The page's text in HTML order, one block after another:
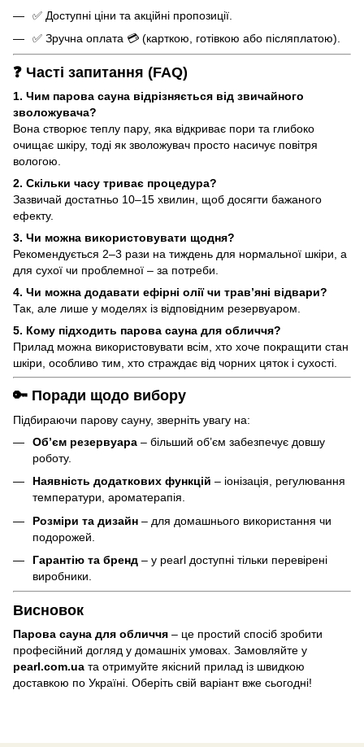
✅ Доступні ціни та акційні пропозиції.
✅ Зручна оплата 💳 (карткою, готівкою або післяплатою).
❓ Часті запитання (FAQ)
1. Чим парова сауна відрізняється від звичайного
зволожувача?
Вона створює теплу пару, яка відкриває пори та глибоко
очищає шкіру, тоді як зволожувач просто насичує повітря
вологою.
2. Скільки часу триває процедура?
Зазвичай достатньо 10–15 хвилин, щоб досягти бажаного
ефекту.
3. Чи можна використовувати щодня?
Рекомендується 2–3 рази на тиждень для нормальної шкіри, а
для сухої чи проблемної – за потреби.
4. Чи можна додавати ефірні олії чи трав’яні відвари?
Так, але лише у моделях із відповідним резервуаром.
5. Кому підходить парова сауна для обличчя?
Прилад можна використовувати всім, хто хоче покращити стан
шкіри, особливо тим, хто страждає від чорних цяток і сухості.
🔑 Поради щодо вибору
Підбираючи парову сауну, зверніть увагу на:
Об’єм резервуара – більший об’єм забезпечує довшу
роботу.
Наявність додаткових функцій – іонізація, регулювання
температури, ароматерапія.
Розміри та дизайн – для домашнього використання чи
подорожей.
Гарантію та бренд – у pearl доступні тільки перевірені
виробники.
Висновок
Парова сауна для обличчя – це простий спосіб зробити
професійний догляд у домашніх умовах. Замовляйте у
pearl.com.ua та отримуйте якісний прилад із швидкою
доставкою по Україні. Оберіть свій варіант вже сьогодні!